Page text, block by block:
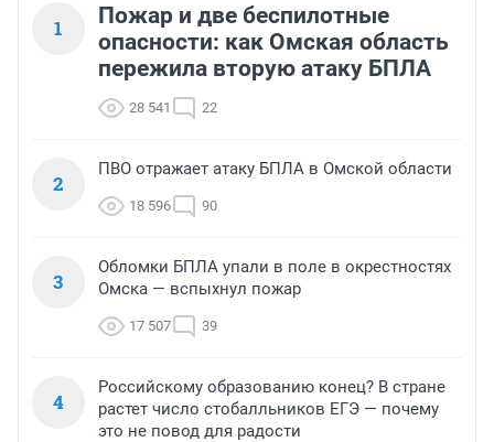
1
Пожар и две беспилотные
опасности: как Омская область
пережила вторую атаку БПЛА
28 541 22
2
ПВО отражает атаку БПЛА в Омской области
18 596 90
3
Обломки БПЛА упали в поле в окрестностях
Омска — вспыхнул пожар
17 507 39
4
Российскому образованию конец? В стране
растет число стобалльников ЕГЭ — почему
это не повод для радости